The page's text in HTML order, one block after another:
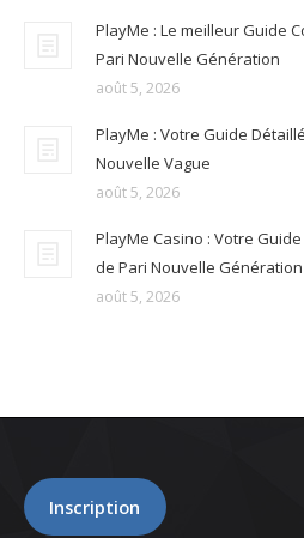
PlayMe : Le meilleur Guide
Pari Nouvelle Génération
août 5, 2026
PlayMe : Votre Guide
Nouvelle Vague
août 5, 2026
PlayMe Casino : Votre
de Pari Nouvelle Génération
août 5, 2026
Inscription